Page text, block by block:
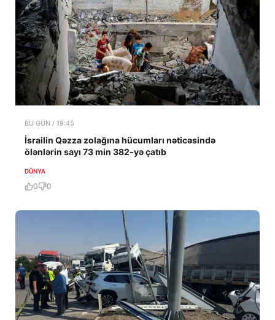
BU GÜN / 19:45
İsrailin Qəzza zolağına hücumları nəticəsində
ölənlərin sayı 73 min 382-yə çatıb
DÜNYA
0 0